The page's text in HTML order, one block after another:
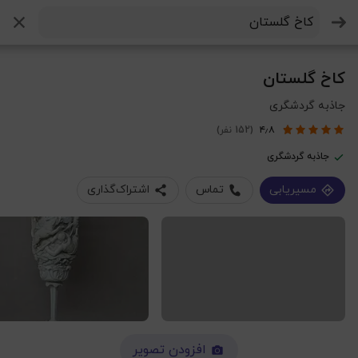
کاخ گلستان
جاذبه گردشگری
۴٫۸ (152 نفر)
جاذبه‌ گردشگری
مسیریابی تماس اشتراک‌گذاری
افزودن تصویر
جستجو